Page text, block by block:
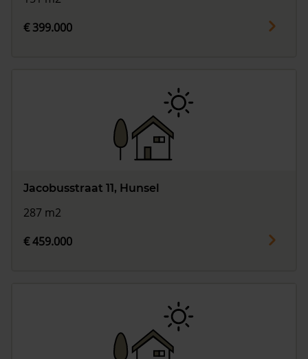
€ 399.000
Jacobusstraat 11, Hunsel
287 m2
€ 459.000